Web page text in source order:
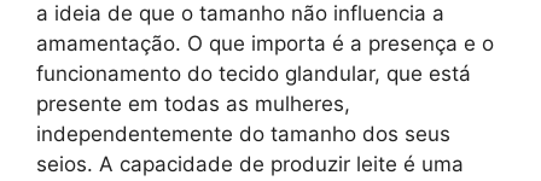
a ideia de que o tamanho não influencia a
amamentação. O que importa é a presença e o
funcionamento do tecido glandular, que está
presente em todas as mulheres,
independentemente do tamanho dos seus
seios. A capacidade de produzir leite é uma